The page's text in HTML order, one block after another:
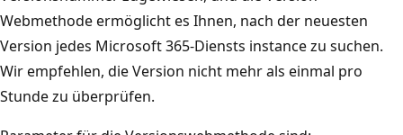
Webmethode ermöglicht es Ihnen, nach der neuesten
Version jedes Microsoft 365-Diensts instance zu suchen.
Wir empfehlen, die Version nicht mehr als einmal pro
Stunde zu überprüfen.